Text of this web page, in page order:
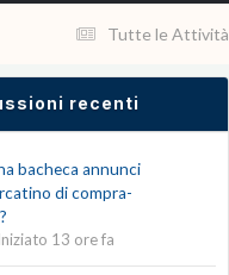
Tutte le Attività
recenti
bacheca annunci
di compra-
13 ore fa